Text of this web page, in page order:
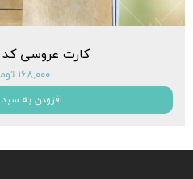
کارت عروسی کد T-1109-P
۱۶۸,۰۰۰ تومان
افزودن به